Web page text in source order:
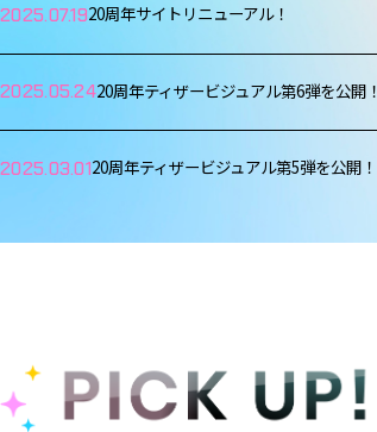
2025.07.1920周年サイトリニューアル！
2025.05.2420周年ティザービジュアル第6弾を公開！
2025.03.0120周年ティザービジュアル第5弾を公開！